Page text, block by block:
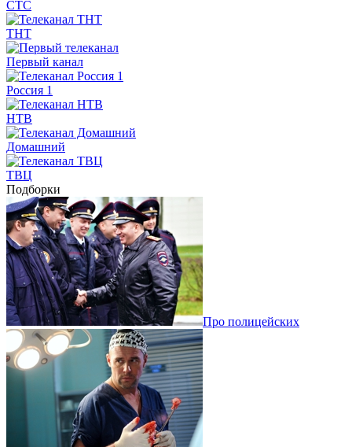
СТС
ТНТ
Первый канал
Россия 1
НТВ
Домашний
ТВЦ
Подборки
Про полицейских